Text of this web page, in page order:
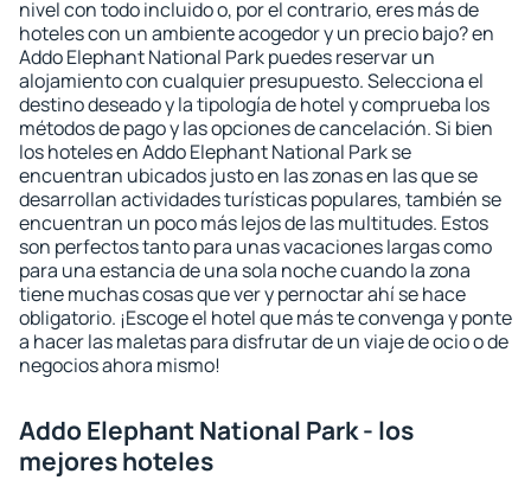
nivel con todo incluido o, por el contrario, eres más de
hoteles con un ambiente acogedor y un precio bajo? en
Addo Elephant National Park puedes reservar un
alojamiento con cualquier presupuesto. Selecciona el
destino deseado y la tipología de hotel y comprueba los
métodos de pago y las opciones de cancelación. Si bien
los hoteles en Addo Elephant National Park se
encuentran ubicados justo en las zonas en las que se
desarrollan actividades turísticas populares, también se
encuentran un poco más lejos de las multitudes. Estos
son perfectos tanto para unas vacaciones largas como
para una estancia de una sola noche cuando la zona
tiene muchas cosas que ver y pernoctar ahí se hace
obligatorio. ¡Escoge el hotel que más te convenga y ponte
a hacer las maletas para disfrutar de un viaje de ocio o de
negocios ahora mismo!
Addo Elephant National Park - los
mejores hoteles